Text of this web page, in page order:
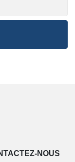
NOUS